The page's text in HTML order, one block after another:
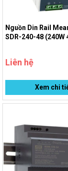
Nguồn Din Rail
SDR-240-48 (240W
Liên hệ
Xem chi